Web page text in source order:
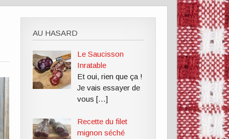
AU HASARD
Le Saucisson
Inratable
Et oui, rien que ça !
Je vais essayer de
vous […]
Recette du filet
mignon séché